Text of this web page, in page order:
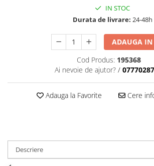
https://www.doctortrotineta.ro/cauciucuri-
cauciucuri-bicicleta
Cauciuc tubeless cu GEL antipană
Accesorii
Camere moto
Anvelope ATV
IN STOC
Durata de livrare: 24-48h
ADAUGA IN
Cod Produs: 195368
Ai nevoie de ajutor? /
Adauga la Favorite Cere
Descriere